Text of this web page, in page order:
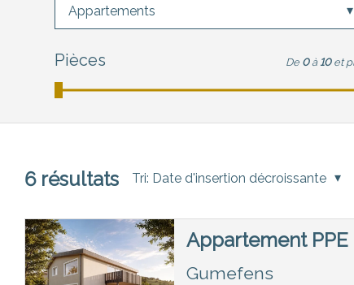
Appartements
Pièces De 0 à 10 et
6résultats Tri: Date d'insertion décroissante
Appartement PPE
Gumefens